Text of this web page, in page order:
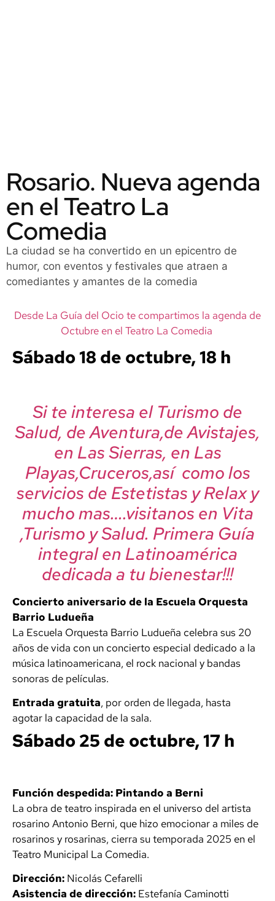
Rosario. Nueva agenda
en el Teatro La
Comedia
La ciudad se ha convertido en un epicentro de
humor, con eventos y festivales que atraen a
comediantes y amantes de la comedia
Desde La Guía del Ocio te compartimos la agenda de
Octubre en el Teatro La Comedia
Sábado 18 de octubre, 18 h
Si te interesa el Turismo de
Salud, de Aventura,de Avistajes,
en Las Sierras, en Las
Playas,Cruceros,así como los
servicios de Estetistas y Relax y
mucho mas….visitanos en Vita
,Turismo y Salud. Primera Guía
integral en Latinoamérica
dedicada a tu bienestar!!!
Concierto aniversario de la Escuela Orquesta
Barrio Ludueña
La Escuela Orquesta Barrio Ludueña celebra sus 20
años de vida con un concierto especial dedicado a la
música latinoamericana, el rock nacional y bandas
sonoras de películas.
Entrada gratuita, por orden de llegada, hasta
agotar la capacidad de la sala.
Sábado 25 de octubre, 17 h
Función despedida: Pintando a Berni
La obra de teatro inspirada en el universo del artista
rosarino Antonio Berni, que hizo emocionar a miles de
rosarinos y rosarinas, cierra su temporada 2025 en el
Teatro Municipal La Comedia.
Dirección: Nicolás Cefarelli
Asistencia de dirección: Estefanía Caminotti